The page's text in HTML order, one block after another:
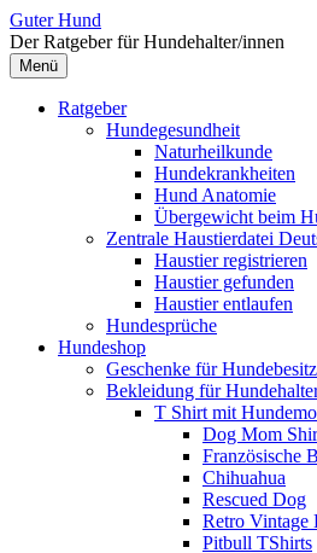
Zum
Inhalt
überspringen
Guter Hund
Der Ratgeber für Hundehalter/innen
Menü
Ratgeber
Hundegesundheit
Naturheilkunde
Hundekrankheiten
Hund Anatomie
Übergewicht beim
Zentrale Haustierdatei
Haustier registrieren
Haustier gefunden
Haustier entlaufen
Hundesprüche
Hundeshop
Geschenke für
Bekleidung für
T Shirt mit
Dog Mom
Französische
Chihuahua
Rescued Dog
Retro Vintage
Pitbull TShirts